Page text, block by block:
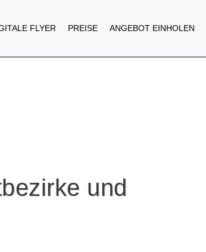
FLYER PREISE ANGEBOT EINHOLEN
und